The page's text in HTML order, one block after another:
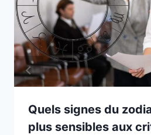
Quels signes du
plus sensibles aux